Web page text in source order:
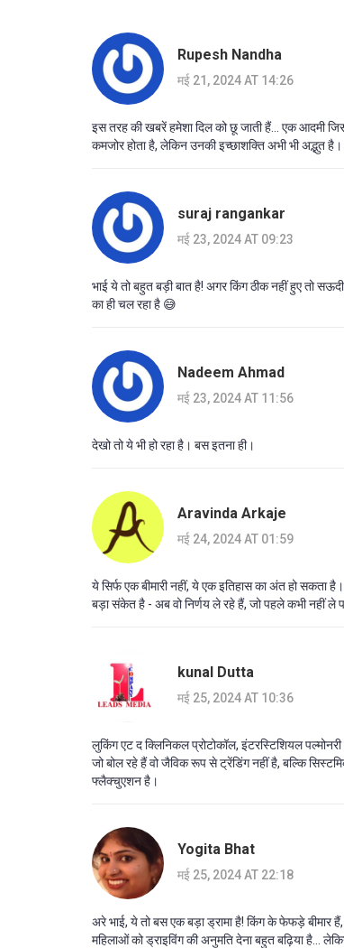
Rupesh Nandha
मई 21, 2024 AT 14:26
इस तरह की खबरें हमेशा दिल को छू जाती हैं... एक आदमी
कमजोर होता है, लेकिन उनकी इच्छाशक्ति अभी भी अद्भुत
suraj rangankar
मई 23, 2024 AT 09:23
भाई ये तो बहुत बड़ी बात है! अगर किंग ठीक नहीं हुए तो
का ही चल रहा है 😅
Nadeem Ahmad
मई 23, 2024 AT 11:56
देखो तो ये भी हो रहा है। बस इतना ही।
Aravinda Arkaje
मई 24, 2024 AT 01:59
ये सिर्फ एक बीमारी नहीं, ये एक इतिहास का अंत हो सकता
बड़ा संकेत है - अब वो निर्णय ले रहे हैं, जो पहले कभी नहीं ले
kunal Dutta
मई 25, 2024 AT 10:36
लुकिंग एट द क्लिनिकल प्रोटोकॉल, इंटरस्टिशियल
जो बोल रहे हैं वो जैविक रूप से ट्रेंडिंग नहीं है, बल्कि
फ्लैक्चुएशन है।
Yogita Bhat
मई 25, 2024 AT 22:18
अरे भाई, ये तो बस एक बड़ा ड्रामा है! किंग के फेफड़े बीमार
महिलाओं को ड्राइविंग की अनुमति देना बहुत बढ़िया है...